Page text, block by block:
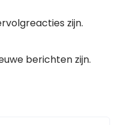
zijn.
berichten zijn.